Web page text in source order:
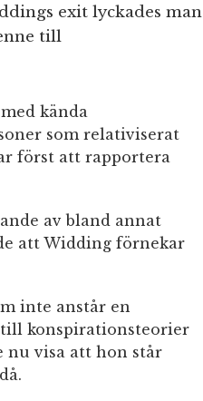
exit lyckades man
till
med kända
som relativiserat
först att rapportera
av bland annat
att Widding förnekar
inte anstår en
konspirationsteorier
nu visa att hon står
då.